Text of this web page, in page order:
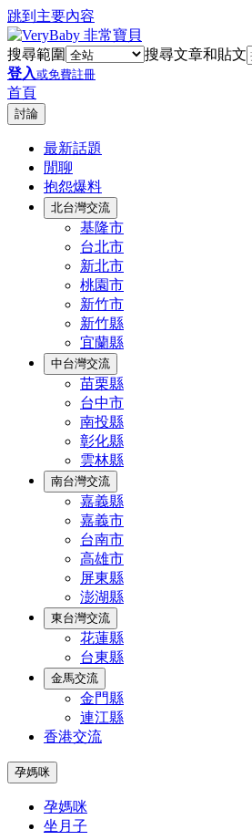
跳到主要內容
搜尋範圍
搜尋文章和貼文
登入或免費註冊
首頁
討論
最新話題
閒聊
抱怨爆料
北台灣交流
基隆市
台北市
新北市
桃園市
新竹市
新竹縣
宜蘭縣
中台灣交流
苗栗縣
台中市
南投縣
彰化縣
雲林縣
南台灣交流
嘉義縣
嘉義市
台南市
高雄市
屏東縣
澎湖縣
東台灣交流
花蓮縣
台東縣
金馬交流
金門縣
連江縣
香港交流
孕媽咪
孕媽咪
坐月子